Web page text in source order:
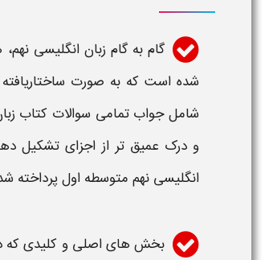
گام به گام زبان انگلیسی ​نهم،
شده است که به صورت
شاملجوابتمامی سوالات کتاب
و درک عمیق تر از اجزای تشکیل
انگلیسی ​نهم متوسطه اولپرداخته
بخش های اصلی و کلیدی که